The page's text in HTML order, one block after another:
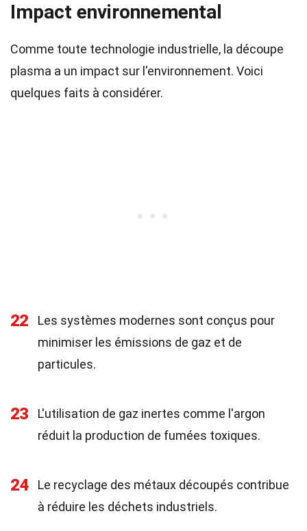
Impact environnemental
Comme toute technologie industrielle, la découpe
plasma a un impact sur l'environnement. Voici
quelques faits à considérer.
22
Les systèmes modernes sont conçus pour
minimiser les émissions de gaz et de
particules.
23
L'utilisation de gaz inertes comme l'argon
réduit la production de fumées toxiques.
24
Le recyclage des métaux découpés contribue
à réduire les déchets industriels.